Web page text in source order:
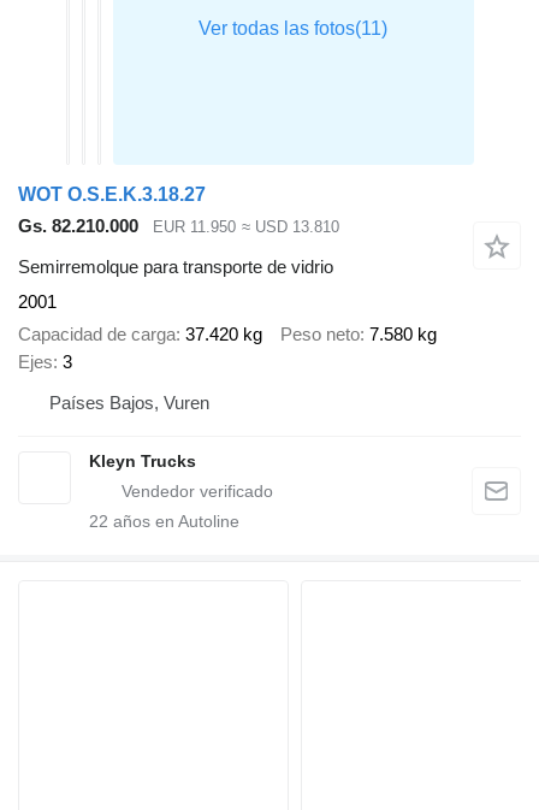
WOT O.S.E.K.3.18.27
Gs. 82.210.000
EUR 11.950 ≈ USD 13.810
Semirremolque para transporte de vidrio
2001
Capacidad de carga 37.420 kg Peso neto 7.580 kg
Ejes 3
Países Bajos, Vuren
Kleyn Trucks
22 años en Autoline